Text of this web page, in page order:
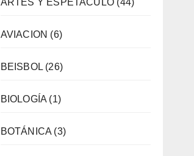
AVIACION (6)
BEISBOL(26)
BIOLOGÍA (1)
BOTÁNICA (3)